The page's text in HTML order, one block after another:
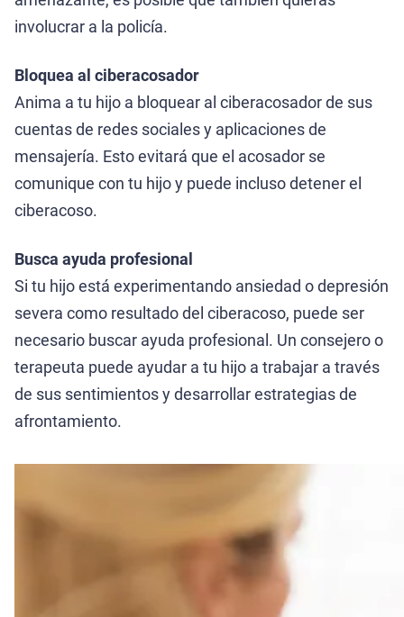
involucrar a la policía.
Bloquea al ciberacosador
Anima a tu hijo a bloquear al ciberacosador de sus
cuentas de redes sociales y aplicaciones de
mensajería. Esto evitará que el acosador se
comunique con tu hijo y puede incluso detener el
ciberacoso.
Busca ayuda profesional
Si tu hijo está experimentando ansiedad o depresión
severa como resultado del ciberacoso, puede ser
necesario buscar ayuda profesional. Un consejero o
terapeuta puede ayudar a tu hijo a trabajar a través
de sus sentimientos y desarrollar estrategias de
afrontamiento.